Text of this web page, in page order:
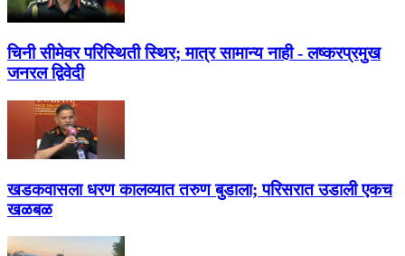
चिनी सीमेवर परिस्थिती स्थिर; मात्र सामान्य नाही - लष्करप्रमुख
जनरल द्विवेदी
खडकवासला धरण कालव्यात तरुण बुडाला; परिसरात उडाली एकच
खळबळ